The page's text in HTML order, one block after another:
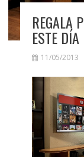
REGALA
ESTE
11/05/2013